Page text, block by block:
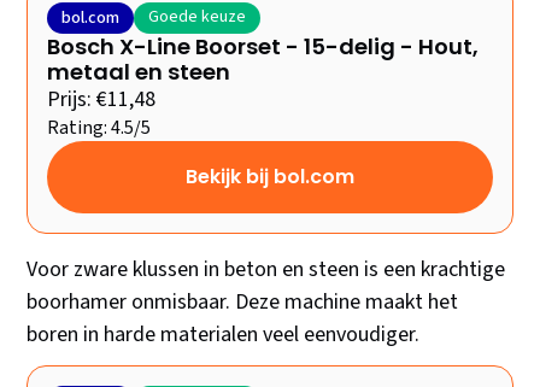
bol.com Goede keuze
Bosch X-Line Boorset - 15-delig - Hout,
metaal en steen
Prijs: €11,48
Rating: 4.5/5
Bekijk bij bol.com
Voor zware klussen in beton en steen is een krachtige
boorhamer onmisbaar. Deze machine maakt het
boren in harde materialen veel eenvoudiger.